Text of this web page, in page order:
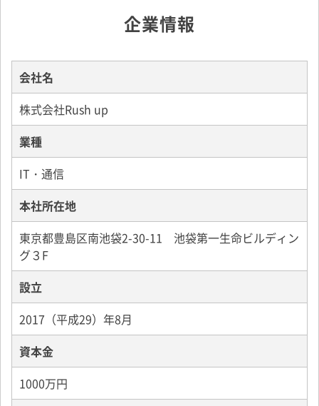
企業情報
会社名
株式会社Rush up
業種
IT・通信
本社所在地
東京都豊島区南池袋2-30-11 池袋第一生命ビルディン
グ３F
設立
2017（平成29）年8月
資本金
1000万円